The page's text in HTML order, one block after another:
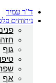
ד”ר עמיר
ניתוחים
חזה
גוף
אף